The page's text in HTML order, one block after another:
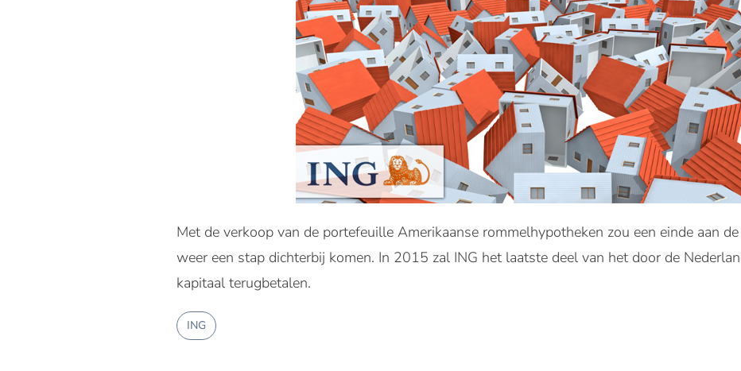
Met de verkoop van de portefeuille Amerikaanse rommelhypotheken zou een einde aan
weer een stap dichterbij komen. In 2015 zal ING het laatste deel van het door de
kapitaal terugbetalen.
ING